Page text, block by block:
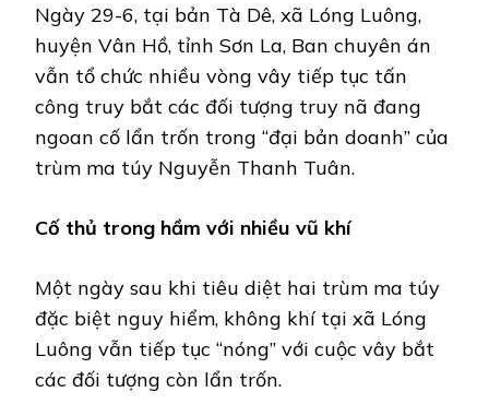
Ngày 29-6, tại bản Tà Dê, xã Lóng Luông,
huyện Vân Hồ, tỉnh Sơn La, Ban chuyên án
vẫn tổ chức nhiều vòng vây tiếp tục tấn
công truy bắt các đối tượng truy nã đang
ngoan cố lẩn trốn trong “đại bản doanh” của
trùm ma túy Nguyễn Thanh Tuân.
Cố thủ trong hầm với nhiều vũ khí
Một ngày sau khi tiêu diệt hai trùm ma túy
đặc biệt nguy hiểm, không khí tại xã Lóng
Luông vẫn tiếp tục “nóng” với cuộc vây bắt
các đối tượng còn lẩn trốn.